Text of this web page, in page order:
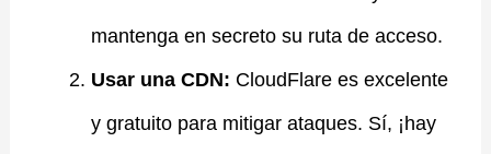
mantenga en secreto su ruta de acceso.
Usar una CDN: CloudFlare es excelente
y gratuito para mitigar ataques. Sí, ¡hay